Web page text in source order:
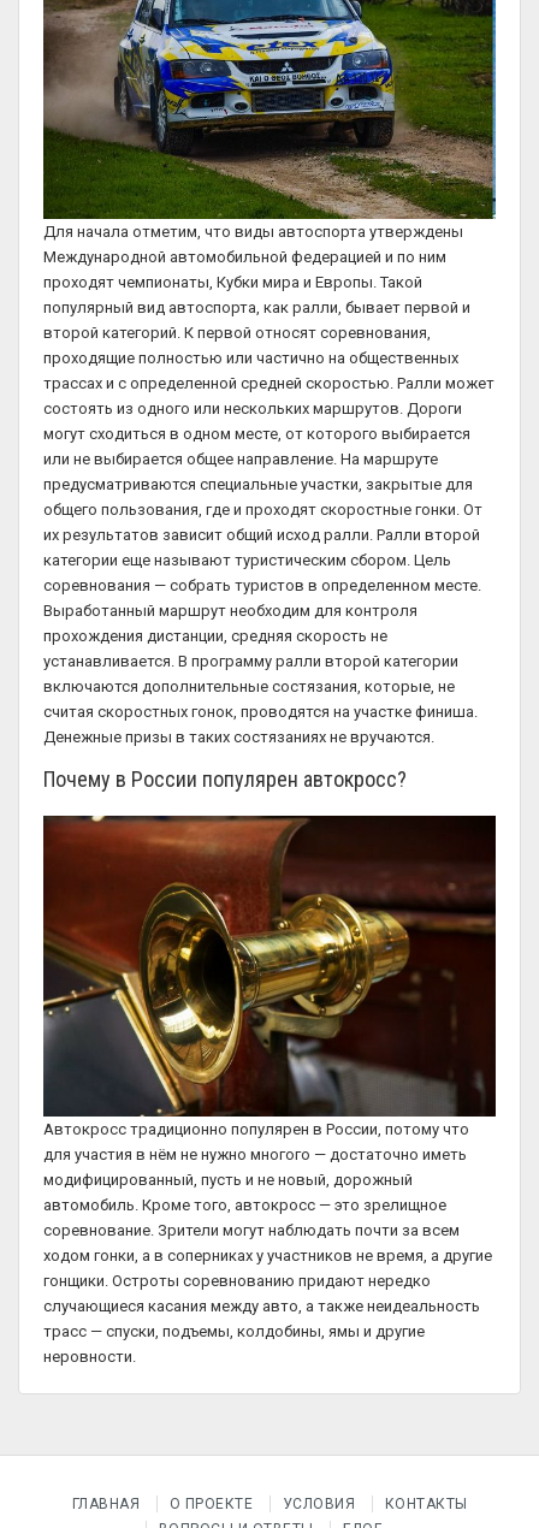
Для начала отметим, что виды автоспорта утверждены
Международной автомобильной федерацией и по ним
проходят чемпионаты, Кубки мира и Европы. Такой
популярный вид автоспорта, как ралли, бывает первой и
второй категорий. К первой относят соревнования,
проходящие полностью или частично на общественных
трассах и с определенной средней скоростью. Ралли может
состоять из одного или нескольких маршрутов. Дороги
могут сходиться в одном месте, от которого выбирается
или не выбирается общее направление. На маршруте
предусматриваются специальные участки, закрытые для
общего пользования, где и проходят скоростные гонки. От
их результатов зависит общий исход ралли. Ралли второй
категории еще называют туристическим сбором. Цель
соревнования — собрать туристов в определенном месте.
Выработанный маршрут необходим для контроля
прохождения дистанции, средняя скорость не
устанавливается. В программу ралли второй категории
включаются дополнительные состязания, которые, не
считая скоростных гонок, проводятся на участке финиша.
Денежные призы в таких состязаниях не вручаются.
Почему в России популярен автокросс?
Автокросс традиционно популярен в России, потому что
для участия в нём не нужно многого — достаточно иметь
модифицированный, пусть и не новый, дорожный
автомобиль. Кроме того, автокросс — это зрелищное
соревнование. Зрители могут наблюдать почти за всем
ходом гонки, а в соперниках у участников не время, а другие
гонщики. Остроты соревнованию придают нередко
случающиеся касания между авто, а также неидеальность
трасс — спуски, подъемы, колдобины, ямы и другие
неровности.
ГЛАВНАЯ О ПРОЕКТЕ УСЛОВИЯ
КОНТАКТЫ